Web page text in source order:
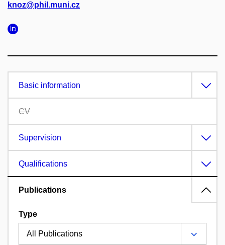
knoz@phil.muni.cz
Basic information
CV
Supervision
Qualifications
Publications
Type